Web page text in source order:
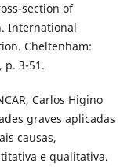
section of
International
Cheltenham:
p. 3-51.
Carlos Higino
graves aplicadas
causas,
e qualitativa.